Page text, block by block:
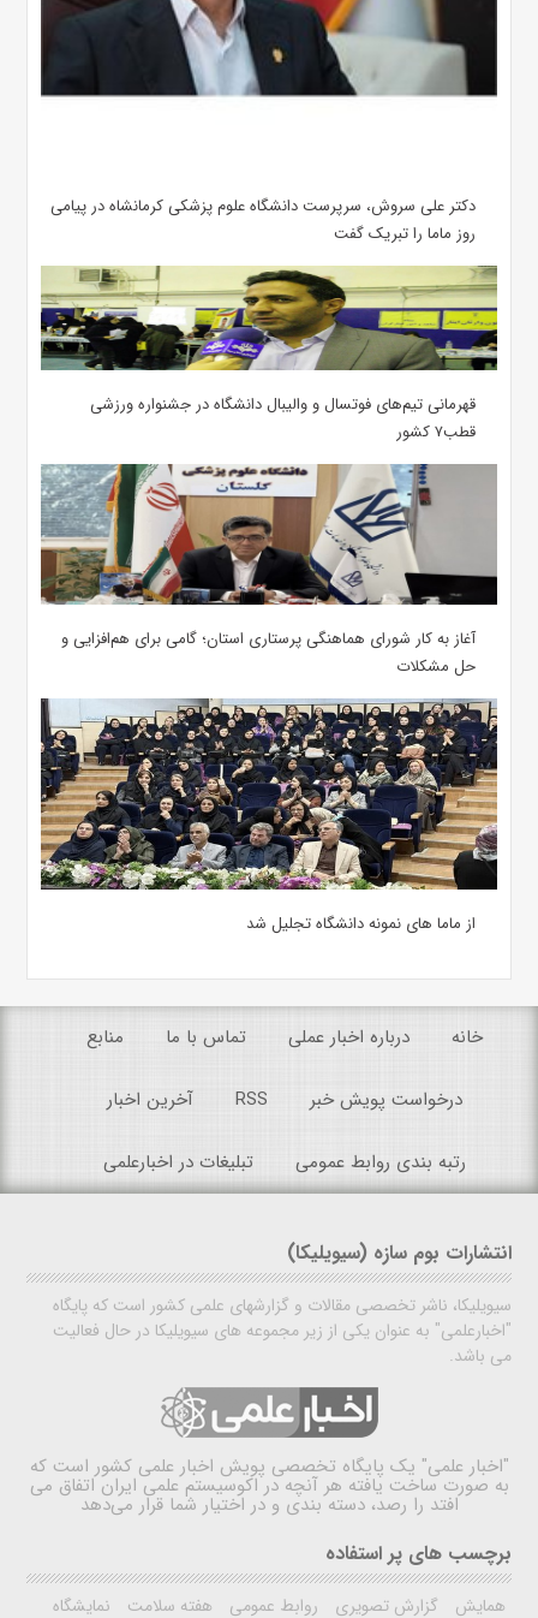
دکتر علی سروش، سرپرست دانشگاه علوم پزشکی کرمانشاه در پیامی
روز ماما را تبریک گفت
قهرمانی تیم‌های فوتسال و والیبال دانشگاه در جشنواره ورزشی
قطب۷ کشور
آغاز به کار شورای هماهنگی پرستاری استان؛ گامی برای هم‌افزایی و
حل مشکلات
از ماما های نمونه دانشگاه تجلیل شد
خانه درباره اخبار عملی تماس با ما منابع
درخواست پویش خبر RSS آخرین اخبار
رتبه بندی روابط عمومی تبلیغات در اخبارعلمی
انتشارات بوم سازه (سیویلیکا)
سیویلیکا، ناشر تخصصی مقالات و گزارشهای علمی کشور است که پایگاه
"اخبارعلمی" به عنوان یکی از زیر مجموعه های سیویلیکا در حال فعالیت
می باشد.
"اخبار علمی" یک پایگاه تخصصی پویش اخبار علمی کشور است که
به صورت ساخت یافته هر آنچه در اکوسیستم علمی ایران اتفاق می
افتد را رصد، دسته بندی و در اختیار شما قرار می‌دهد
برچسب های پر استفاده
همایش گزارش تصویری روابط عمومی هفته سلامت نمایشگاه